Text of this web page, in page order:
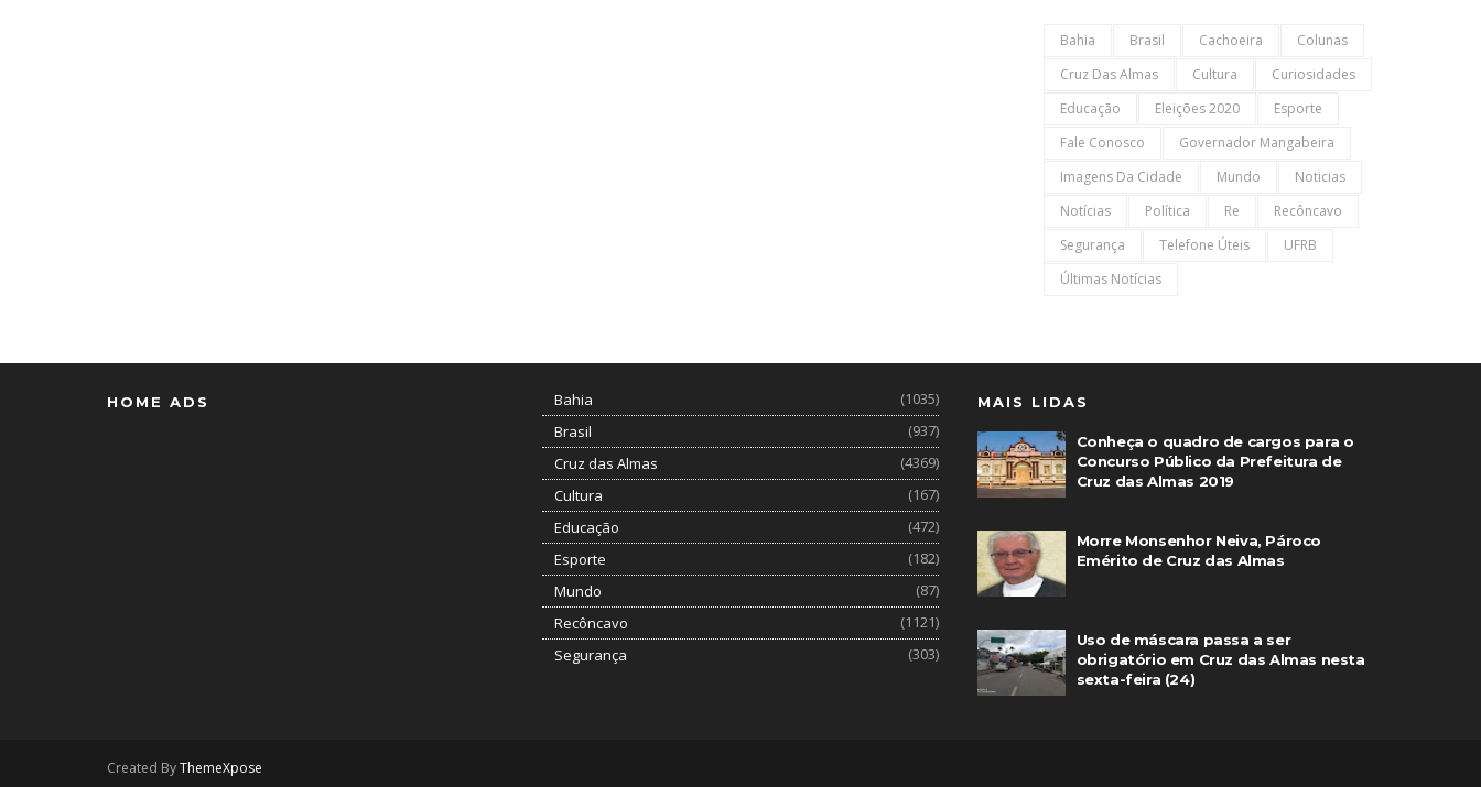
Bahia Brasil Cachoeira
Colunas
Cruz Das Almas
Cultura
Curiosidades
Educação
Eleições 2020
Esporte
Fale Conosco
Governador Mangabeira
Imagens Da Cidade
Mundo
Noticias
Notícias
Política Re
Recôncavo
Segurança
Telefone Úteis
UFRB
Últimas Notícias
HOME ADS Bahia
(1035)
Brasil
(937)
Cruz das Almas
(4369)
Cultura
(167)
Educação
(472)
Esporte
(182)
Mundo
(87)
Recôncavo
(1121)
Segurança
(303)
MAIS LIDAS
Conheça o quadro de cargos para o
Concurso Público da Prefeitura de
Cruz das Almas 2019
Morre Monsenhor Neiva, Pároco
Emérito de Cruz das Almas
Uso de máscara passa a ser
obrigatório em Cruz das Almas nesta
sexta-feira (24)
Created ByThemeXpose